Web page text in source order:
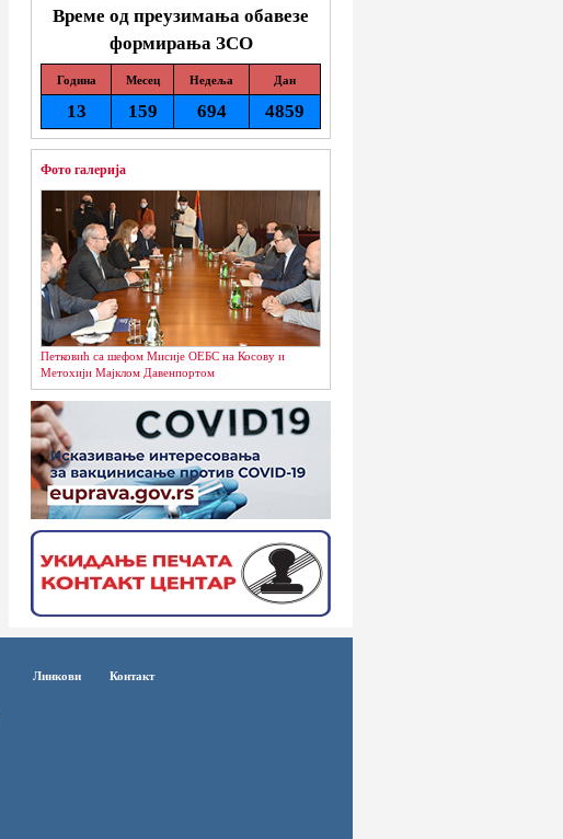
Време од преузимања обавезе
формирања ЗСО
Година Месец Недеља Дан
13 159 694 4859
Фото галерија
Петковић са шефом Мисије ОЕБС на Косову и
Метохији Мајклом Давенпортом
Линкови Контакт